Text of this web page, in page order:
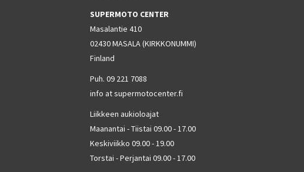
SUPERMOTO CENTER
Masalantie 410
02430 MASALA (KIRKKONUMMI)
Finland
Puh. 09 221 7088
info at supermotocenter.fi
Liikkeen aukioloajat
Maanantai - Tiistai 09.00 - 17.00
Keskiviikko 09.00 - 19.00
Torstai - Perjantai 09.00 - 17.00